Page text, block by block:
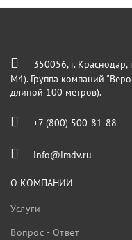
350056, г.
М4). Группа компаний
длиной 100 метров).
+7 (800) 500-81-88
info@imdv.ru
О КОМПАНИИ
Услуги
Вопрос - Ответ